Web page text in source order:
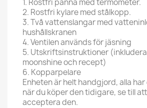
1. Rostfri panna med termometer.
2. Rostfri kylare med stålkopp.
3. Två vattenslangar med
hushållskranen
4. Ventilen används för jäsning
5. Utskriftsinstruktioner
moonshine och recept)
6. Kopparpelare
Enheten är helt handgjord, alla
när du köper den tidigare, se till
acceptera den.